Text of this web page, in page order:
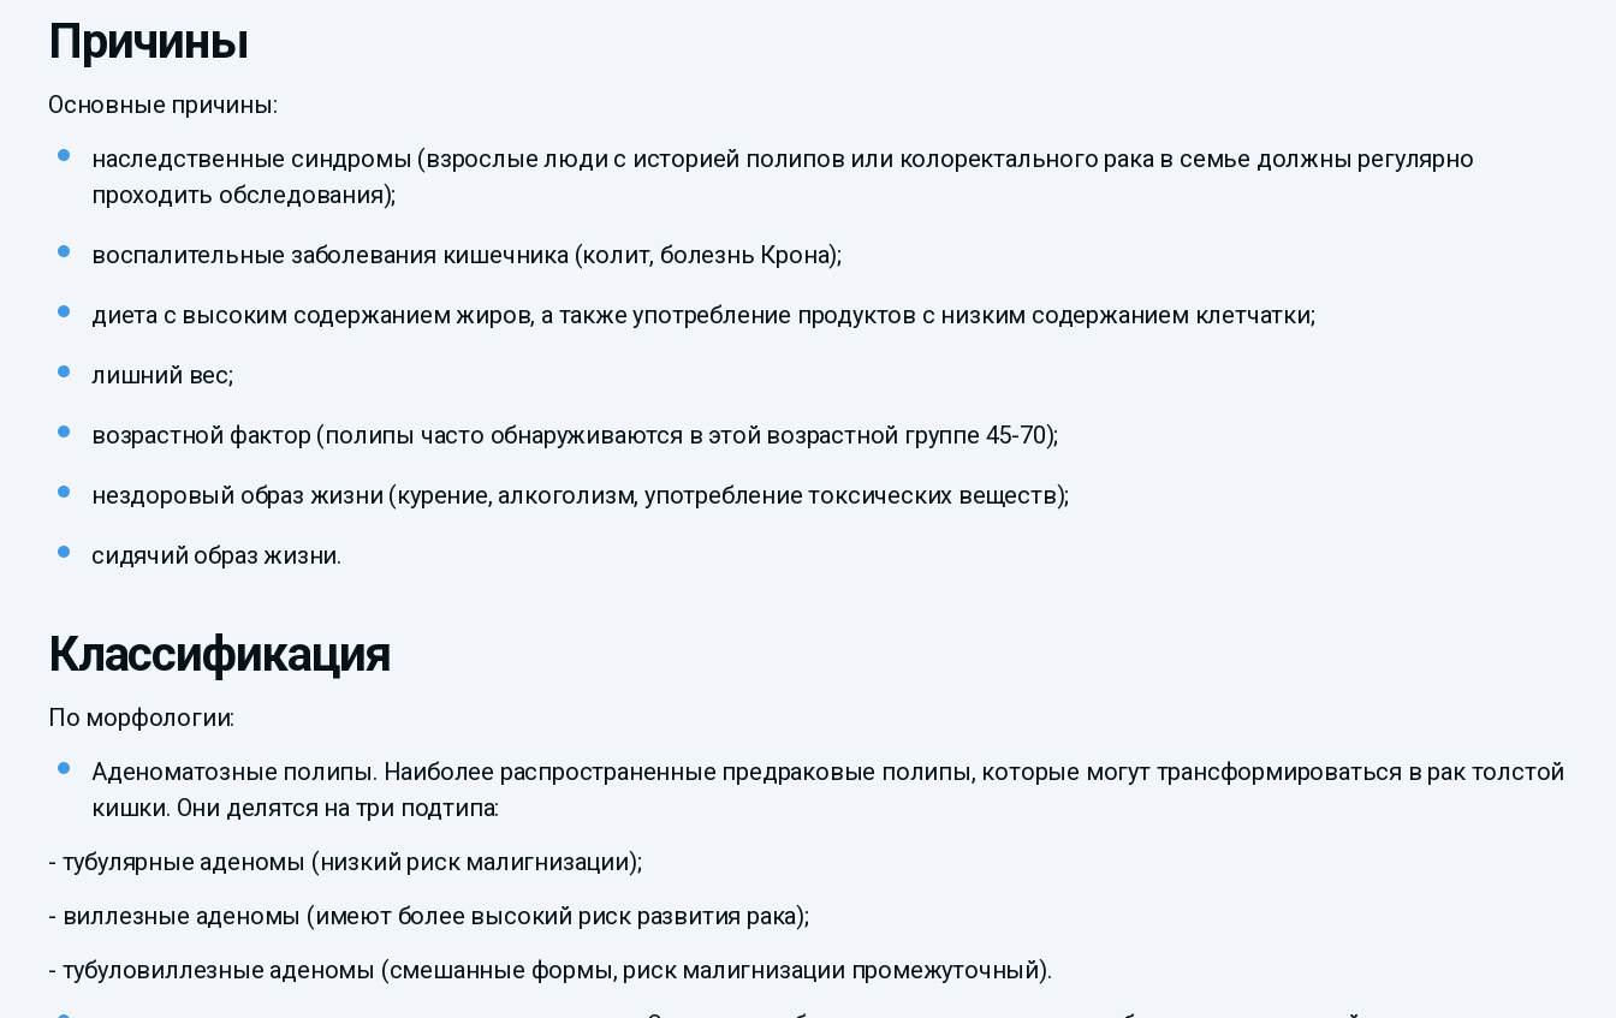
Причины
Основные причины:
наследственные синдромы (взрослые люди с историей полипов или колоректального рака в семье должны регулярно
проходить обследования);
воспалительные заболевания кишечника (колит, болезнь Крона);
диета с высоким содержанием жиров, а также употребление продуктов с низким содержанием клетчатки;
лишний вес;
возрастной фактор (полипы часто обнаруживаются в этой возрастной группе 45-70);
нездоровый образ жизни (курение, алкоголизм, употребление токсических веществ);
сидячий образ жизни.
Классификация
По морфологии:
Аденоматозные полипы. Наиболее распространенные предраковые полипы, которые могут трансформироваться в рак толстой
кишки. Они делятся на три подтипа:
- тубулярные аденомы (низкий риск малигнизации);
- виллезные аденомы (имеют более высокий риск развития рака);
- тубуловиллезные аденомы (смешанные формы, риск малигнизации промежуточный).